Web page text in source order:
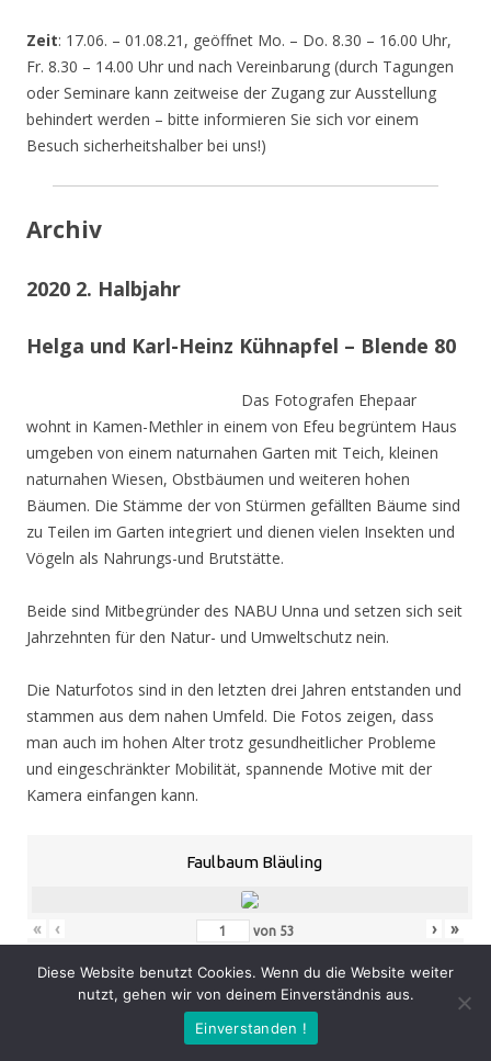
Zeit: 17.06. – 01.08.21, geöffnet Mo. – Do. 8.30 – 16.00 Uhr,
Fr. 8.30 – 14.00 Uhr und nach Vereinbarung (durch Tagungen
oder Seminare kann zeitweise der Zugang zur Ausstellung
behindert werden – bitte informieren Sie sich vor einem
Besuch sicherheitshalber bei uns!)
Archiv
2020 2. Halbjahr
Helga und Karl-Heinz Kühnapfel – Blende 80
Das Fotografen Ehepaar
wohnt in Kamen-Methler in einem von Efeu begrüntem Haus
umgeben von einem naturnahen Garten mit Teich, kleinen
naturnahen Wiesen, Obstbäumen und weiteren hohen
Bäumen. Die Stämme der von Stürmen gefällten Bäume sind
zu Teilen im Garten integriert und dienen vielen Insekten und
Vögeln als Nahrungs-und Brutstätte.
Beide sind Mitbegründer des NABU Unna und setzen sich seit
Jahrzehnten für den Natur- und Umweltschutz nein.
Die Naturfotos sind in den letzten drei Jahren entstanden und
stammen aus dem nahen Umfeld. Die Fotos zeigen, dass
man auch im hohen Alter trotz gesundheitlicher Probleme
und eingeschränkter Mobilität, spannende Motive mit der
Kamera einfangen kann.
Faulbaum Bläuling
« ‹ von 53 › »
: Donnerstag 05.11.20, 19.00 Uhr
: 05.11. – 07.02.21, geöffnet Mo. – Do. 8.30 – 16.00 Uhr,
Diese Website benutzt Cookies. Wenn du die Website weiter
nutzt, gehen wir von deinem Einverständnis aus.
Einverstanden !